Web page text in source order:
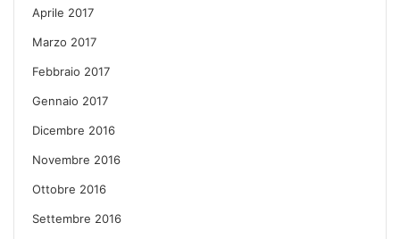
Aprile 2017
Marzo 2017
Febbraio 2017
Gennaio 2017
Dicembre 2016
Novembre 2016
Ottobre 2016
Settembre 2016